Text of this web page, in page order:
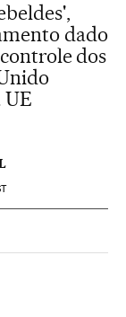
dado
dos
UE